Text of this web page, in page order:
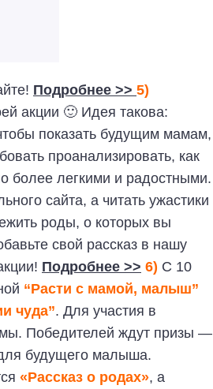
Подробнее >> 5)
акции 🙂 Идея такова:
показать будущим мамам,
проанализировать, как
более легкими и радостными.
сайта, а читать ужастики
роды, о которых вы
свой рассказ в нашу
Подробнее >> 6) С 10
“Расти с мамой, малыш”
чуда”. Для участия в
Победителей ждут призы —
будущего малыша.
«Рассказ о родах», а